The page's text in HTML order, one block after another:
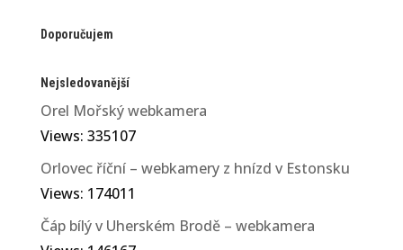
Doporučujem
Nejsledovanější
Orel Mořský webkamera
Views: 335107
Orlovec říční – webkamery z hnízd v Estonsku
Views: 174011
Čáp bílý v Uherském Brodě – webkamera